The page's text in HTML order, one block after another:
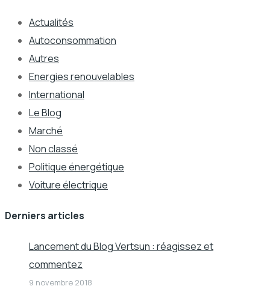
Actualités
Autoconsommation
Autres
Energies renouvelables
International
Le Blog
Marché
Non classé
Politique énergétique
Voiture électrique
Derniers articles
Lancement du Blog Vertsun : réagissez et
commentez
9 novembre 2018